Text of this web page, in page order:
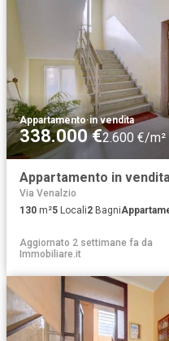
Appartamento·in vendita
338.000 €2.600 €/m²
Appartamento in
Via Venalzio
130 m²5 Locali2 Bagni
Aggiornato 2 settimane fa da
Immobiliare.it